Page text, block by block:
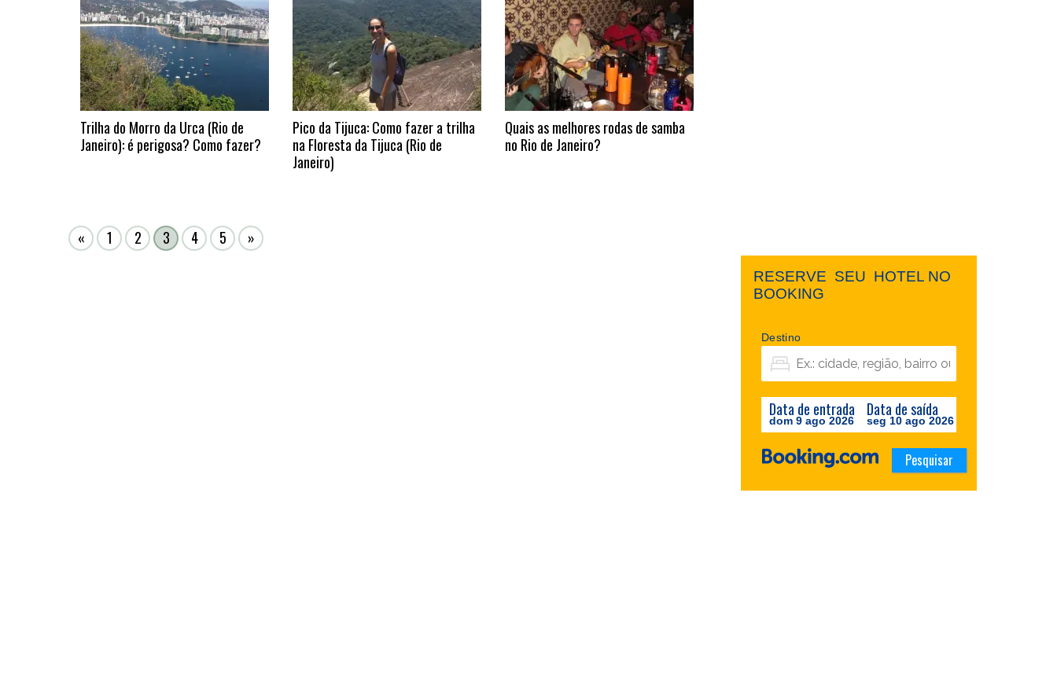
Trilha do Morro da Urca (Rio de
Janeiro): é perigosa? Como fazer?
Pico da Tijuca: Como fazer a trilha
na Floresta da Tijuca (Rio de
Janeiro)
Quais as melhores rodas de samba
no Rio de Janeiro?
« 1 2 3 4 5 »
RESERVE ​ ​SEU ​ ​HOTEL NO ​ ​
BOOKING
Destino
Data de entrada
dom 9 ago 2026
Data de saída
seg 10 ago 2026